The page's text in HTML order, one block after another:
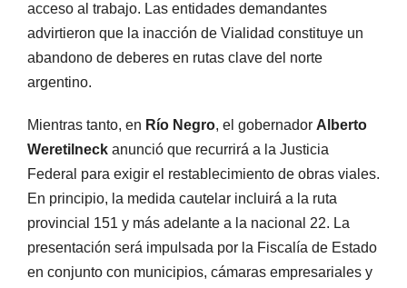
acceso al trabajo. Las entidades demandantes
advirtieron que la inacción de Vialidad constituye un
abandono de deberes en rutas clave del norte
argentino.
Mientras tanto, en Río Negro, el gobernador Alberto
Weretilneck anunció que recurrirá a la Justicia
Federal para exigir el restablecimiento de obras viales.
En principio, la medida cautelar incluirá a la ruta
provincial 151 y más adelante a la nacional 22. La
presentación será impulsada por la Fiscalía de Estado
en conjunto con municipios, cámaras empresariales y